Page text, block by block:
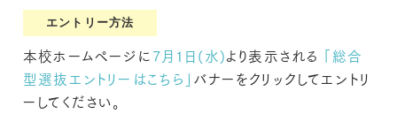
エントリー方法
本校ホームページに7月1日(水)より表示される 「総合
型選抜エントリーはこちら」 バナーをクリックしてエントリ
ーしてください。